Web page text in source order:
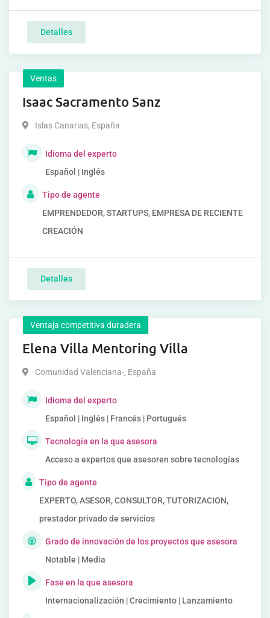
Detalles
Ventas
Isaac Sacramento Sanz
Islas Canarias, España
Idioma del experto
Español | Inglés
Tipo de agente
EMPRENDEDOR, STARTUPS, EMPRESA DE RECIENTE
CREACIÓN
Detalles
Ventaja competitiva duradera
Elena Villa Mentoring Villa
Comunidad Valenciana-, España
Idioma del experto
Español | Inglés | Francés | Portugués
Tecnología en la que asesora
Acceso a expertos que asesoren sobre tecnologías
Tipo de agente
EXPERTO, ASESOR, CONSULTOR, TUTORIZACION,
prestador privado de servicios
Grado de innovación de los proyectos que asesora
Notable | Media
Fase en la que asesora
Internacionalización | Crecimiento | Lanzamiento